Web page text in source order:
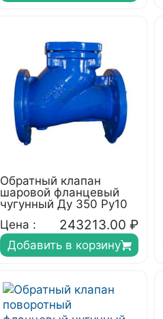
Обратный клапан
шаровой фланцевый
чугунный Ду 350 Ру10
Цена :
243213.00 ₽
Добавить в корзину